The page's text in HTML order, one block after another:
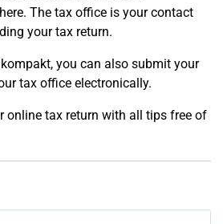
The tax office is your contact
your tax return.
you can also submit your
tax office electronically.
online tax return with all tips free of